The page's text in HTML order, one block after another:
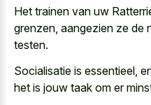
Het trainen van uw
grenzen, aangezien ze de
testen.
Socialisatie is essentieel,
het is jouw taak om er